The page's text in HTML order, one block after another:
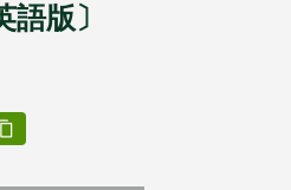
版〕